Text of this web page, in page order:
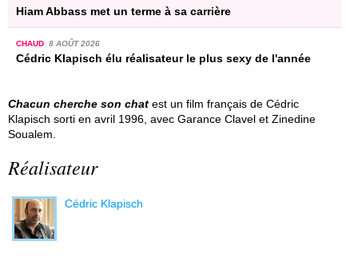
Hiam Abbass met un terme à sa carrière
CHAUD 8 AOÛT 2026
Cédric Klapisch élu réalisateur le plus sexy de l'année
Chacun cherche son chat est un film français de Cédric
Klapisch sorti en avril 1996, avec Garance Clavel et Zinedine
Soualem.
Réalisateur
Cédric Klapisch